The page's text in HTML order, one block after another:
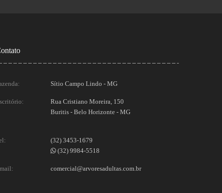
Sítio Campo Lindo - MG
Rua Cristiano Moreira, 150
Buritis - Belo Horizonte - MG
(32) 3453-1679
(32) 9984-5518
comercial@arvoresadultas.com.br